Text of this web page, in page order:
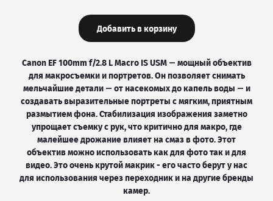
Добавить в корзину
Canon EF 100mm f/2.8 L Macro IS USM — мощный объектив
для макросъемки и портретов. Он позволяет снимать
мельчайшие детали — от насекомых до капель воды — и
создавать выразительные портреты с мягким, приятным
размытием фона. Стабилизация изображения заметно
упрощает съемку с рук, что критично для макро, где
малейшее дрожание влияет на смаз в фото. Этот
объектив можно использовать как для фото так и для
видео. Это очень крутой макрик - его часто берут у нас
для использования через переходник и на другие бренды
камер.